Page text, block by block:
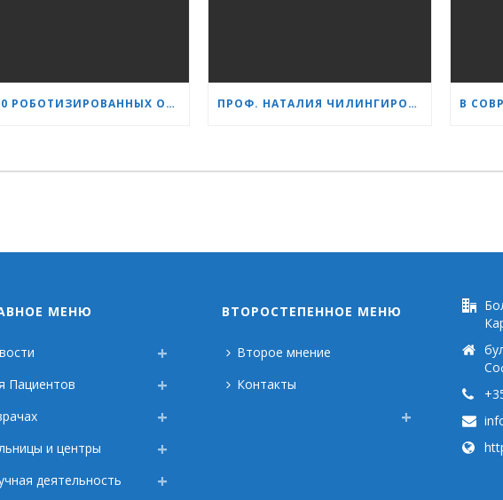
1 500 РОБОТИЗИРОВАННЫХ ОПЕРАЦИЙ С СИСТЕМОЙ DA VINCI: «СЕРДЦЕ И МОЗГ» УКРЕПЛЯЕТ СВОЁ ЛИДЕРСТВО В УРОЛОГИИ ПРОФ. НАТАЛИЯ ЧИЛИНГИРОВА: НАШИ ПАЦИЕНТЫ — ГЕРОИ, А МЫ ПОМОГАЕМ ИМ СПРАВЛЯТЬСЯ БЫСТРЕЕ И ЛЕГЧЕ
МЕНЮ
Пациентов
и центры
деятельность
ВТОРОСТЕПЕННОЕ МЕНЮ
Второе мнение
Контакты